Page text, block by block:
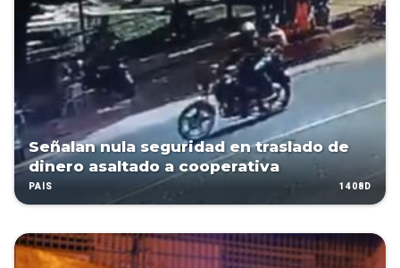
Señalan nula seguridad en traslado de
dinero asaltado a cooperativa
PAÍS 1408D